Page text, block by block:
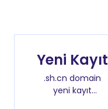
Yeni Kayıt
.sh.cn domain
yeni kayıt